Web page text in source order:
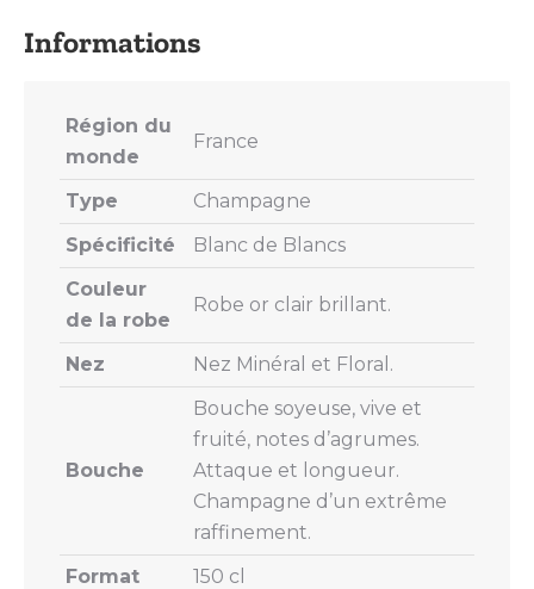
Région du
monde
France
Type
Champagne
Spécificité
Blanc de Blancs
Couleur
de la robe
Robe or clair brillant.
Nez Nez Minéral et Floral.
Bouche
Bouche soyeuse, vive et
fruité, notes d’agrumes.
Attaque et longueur.
Champagne d’un extrême
raffinement.
Format
150 cl